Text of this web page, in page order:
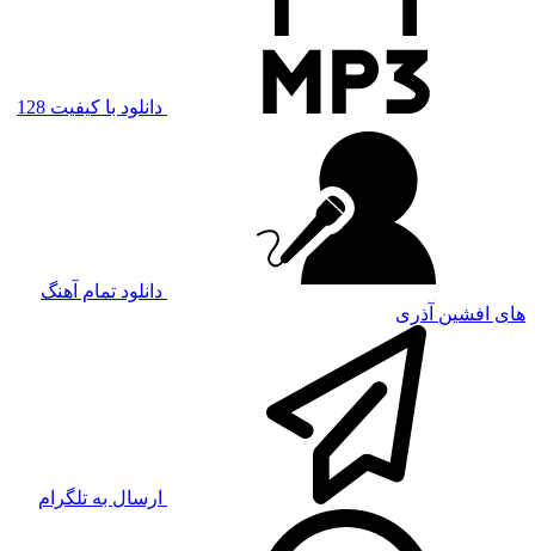
دانلود با کیفیت 128
دانلود تمام آهنگ
های افشین آذری
ارسال به تلگرام